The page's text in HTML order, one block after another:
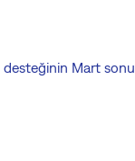
Mart sonu